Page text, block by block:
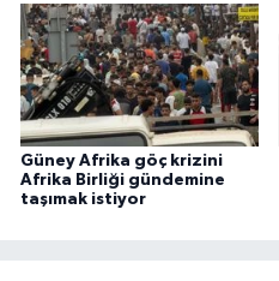
Güney Afrika göç krizini
Afrika Birliği gündemine
taşımak istiyor